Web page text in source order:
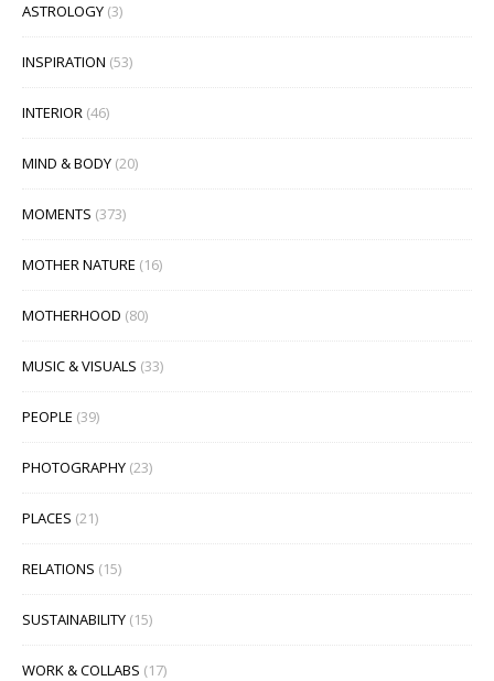
ASTROLOGY (3)
INSPIRATION (53)
INTERIOR (46)
MIND & BODY (20)
MOMENTS (373)
MOTHER NATURE (16)
MOTHERHOOD (80)
MUSIC & VISUALS (33)
PEOPLE (39)
PHOTOGRAPHY (23)
PLACES (21)
RELATIONS (15)
SUSTAINABILITY (15)
WORK & COLLABS (17)